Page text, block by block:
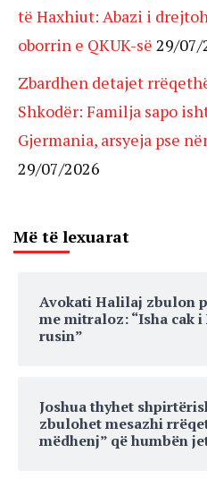
të Haxhiut: Abazi i
oborrin e QKUK-së 29/07/
Zbardhen detajet
Shkodër: Familja sapo
Gjermania, arsyeja pse
29/07/2026
Më të lexuarat
Avokati Halilaj zbulon
me mitraloz: “Isha cak
rusin”
Joshua thyhet
zbulohet mesazhi
mëdhenj” që humbën